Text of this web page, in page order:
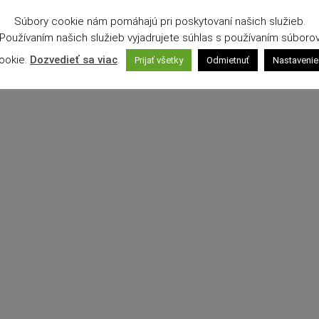
Súbory cookie nám pomáhajú pri poskytovaní našich služieb.
našich služieb vyjadrujete súhlas s používaním
Dozvedieť sa viac. Prijať všetky Odmietnuť Nastavenie